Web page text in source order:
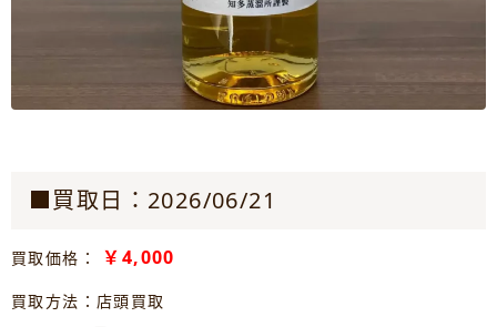
■買取日：2026/06/21
買取価格： ￥4,000
買取方法：店頭買取